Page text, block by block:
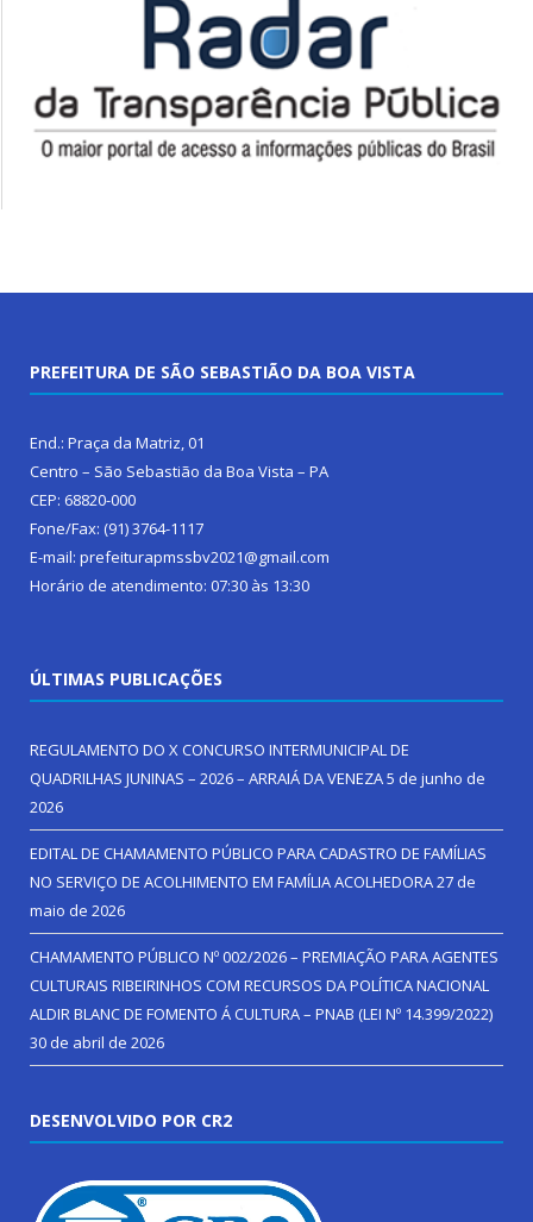
PREFEITURA DE SÃO SEBASTIÃO DA BOA VISTA
End.: Praça da Matriz, 01
Centro – São Sebastião da Boa Vista – PA
CEP: 68820-000
Fone/Fax: (91) 3764-1117
E-mail: prefeiturapmssbv2021@gmail.com
Horário de atendimento: 07:30 às 13:30
ÚLTIMAS PUBLICAÇÕES
REGULAMENTO DO X CONCURSO INTERMUNICIPAL DE
QUADRILHAS JUNINAS – 2026 – ARRAIÁ DA VENEZA5 de junho de
2026
EDITAL DE CHAMAMENTO PÚBLICO PARA CADASTRO DE FAMÍLIAS
NO SERVIÇO DE ACOLHIMENTO EM FAMÍLIA ACOLHEDORA27 de
maio de 2026
CHAMAMENTO PÚBLICO Nº 002/2026 – PREMIAÇÃO PARA AGENTES
CULTURAIS RIBEIRINHOS COM RECURSOS DA POLÍTICA NACIONAL
ALDIR BLANC DE FOMENTO Á CULTURA – PNAB (LEI Nº 14.399/2022)
30 de abril de 2026
DESENVOLVIDO POR CR2